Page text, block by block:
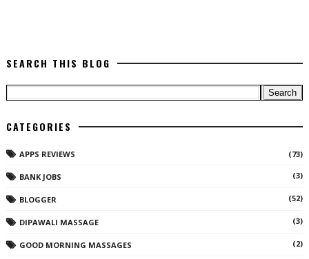
SEARCH THIS BLOG
CATEGORIES
APPS REVIEWS (73)
BANK JOBS (3)
BLOGGER (52)
DIPAWALI MASSAGE (3)
GOOD MORNING MASSAGES (2)